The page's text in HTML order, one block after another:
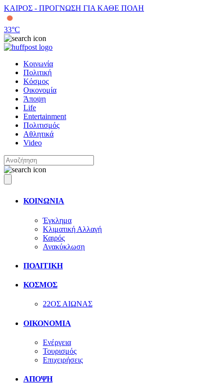
ΚΑΙΡΟΣ - ΠΡΟΓΝΩΣΗ ΓΙΑ ΚΑΘΕ ΠΟΛΗ
33°C
Κοινωνία
Πολιτική
Κόσμος
Οικονομία
Άποψη
Life
Entertainment
Πολιτισμός
Αθλητικά
Video
ΚΟΙΝΩΝΙΑ
Έγκλημα
Κλιματική Αλλαγή
Καιρός
Ανακύκλωση
ΠΟΛΙΤΙΚΗ
ΚΟΣΜΟΣ
22ΟΣ ΑΙΩΝΑΣ
ΟΙΚΟΝΟΜΙΑ
Ενέργεια
Τουρισμός
Επιχειρήσεις
ΑΠΟΨΗ